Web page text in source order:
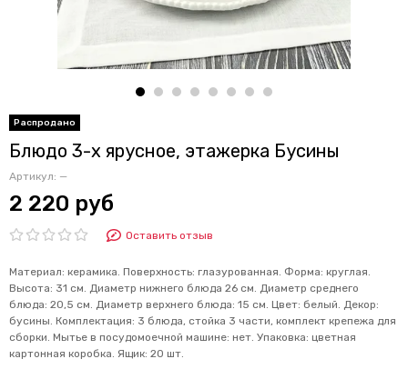
Блюдо 3-х ярусное, этажерка Бусины
Артикул: —
2 220 руб
Оставить отзыв
Материал: керамика. Поверхность: глазурованная. Форма: круглая.
Высота: 31 см. Диаметр нижнего блюда 26 см. Диаметр среднего
блюда: 20,5 см. Диаметр верхнего блюда: 15 см. Цвет: белый. Декор:
бусины. Комплектация: 3 блюда, стойка 3 части, комплект крепежа для
сборки. Мытье в посудомоечной машине: нет. Упаковка: цветная
картонная коробка. Ящик: 20 шт.